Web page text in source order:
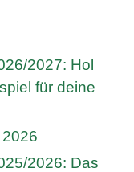
2027: Hol
für deine
2026: Das